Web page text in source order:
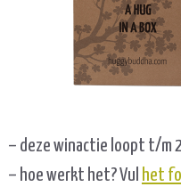
– deze winactie loopt t/m
– hoe werkt het? Vul het